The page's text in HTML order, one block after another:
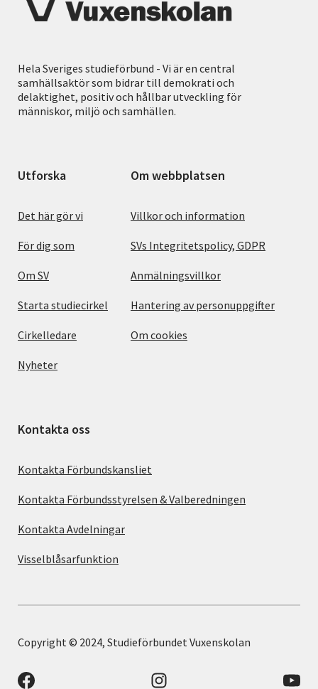
Hela Sveriges studieförbund - Vi är en central
samhällsaktör som bidrar till demokrati och
delaktighet, positiv och hållbar utveckling för
människor, miljö och samhällen.
Utforska
Det här gör vi
För dig som
Om SV
Starta studiecirkel
Cirkelledare
Nyheter
Om webbplatsen
Villkor och information
SVs Integritetspolicy, GDPR
Anmälningsvillkor
Hantering av personuppgifter
Om cookies
Kontakta oss
Kontakta Förbundskansliet
Kontakta Förbundsstyrelsen & Valberedningen
Kontakta Avdelningar
Visselblåsarfunktion
Copyright © 2024, Studieförbundet Vuxenskolan